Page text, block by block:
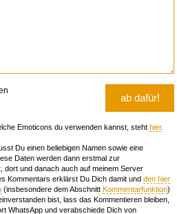
Emoticons du verwenden kannst, steht hier.
Du einen beliebigen Namen sowie eine
Daten werden dann erstmal zur
dort und danach auch auf meinem Server
Kommentars erklärst Du Dich damit und den hier
(insbesondere dem Abschnitt Kommentarfunktion)
bist, lass das Kommentieren bleiben,
WhatsApp und verabschiede Dich von